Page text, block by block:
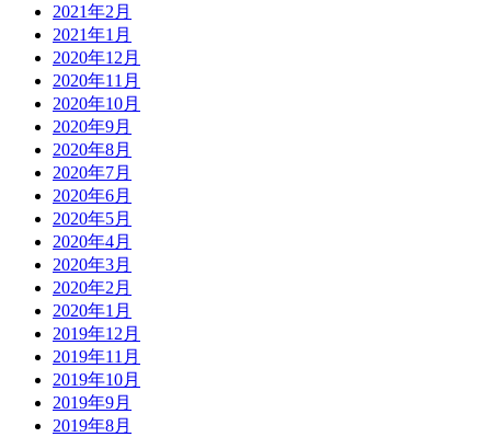
2021年2月
2021年1月
2020年12月
2020年11月
2020年10月
2020年9月
2020年8月
2020年7月
2020年6月
2020年5月
2020年4月
2020年3月
2020年2月
2020年1月
2019年12月
2019年11月
2019年10月
2019年9月
2019年8月